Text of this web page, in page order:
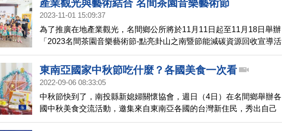
產業觀光與藝術結合 名間茶園音樂藝術節
2023-11-01 15:09:37
為了推廣在地產業觀光，名間鄉公所將於11月11日起至11月18日舉辦
「2023名間茶園音樂藝術節-點亮卦山之南暨節能減碳資源回收宣導活
動」系列活動，將茶香結合音樂、藝術、地方特產及環保議題，讓在
地茶藝文化得以傳承與發揚，同時提高民眾對環保、節能減碳等議題
的認識。
東南亞國家中秋節吃什麼？各國美食一次看
2022-09-06 08:33:05
中秋節快到了，南投縣新媳婦關懷協會，週日（4日）在名間鄉舉辦各
國中秋美食交流活動，邀集來自東南亞各國的台灣新住民，秀出自己
家鄉的中秋節應景食品，並且自己動手做月餅，提前共度中秋佳節。